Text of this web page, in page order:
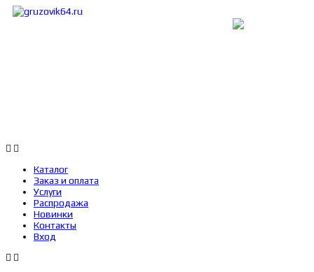
Каталог
Заказ и оплата
Услуги
Распродажа
Новинки
Контакты
Вход